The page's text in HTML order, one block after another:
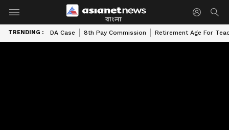
বাংলা
TRENDING : DA Case 8th Pay Commission Retirement Age For